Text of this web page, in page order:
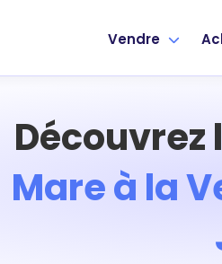
Vendre
Découvrez
Mare à la